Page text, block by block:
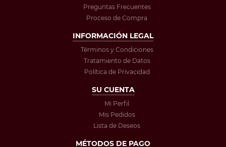
Preguntas Frecuentes
Proceso de Compra
INFORMACIÓN LEGAL
Términos y Condiciones
Tratamiento de Datos
Política de Privacidad
SU CUENTA
Mi Perfil
Mis Pedidos
Lista de Deseos
MÉTODOS DE PAGO